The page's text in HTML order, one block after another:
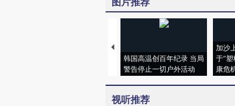
韩国高温创百年纪录 当局
警告停止一切户外活动
加沙
于“
康危
视听推荐